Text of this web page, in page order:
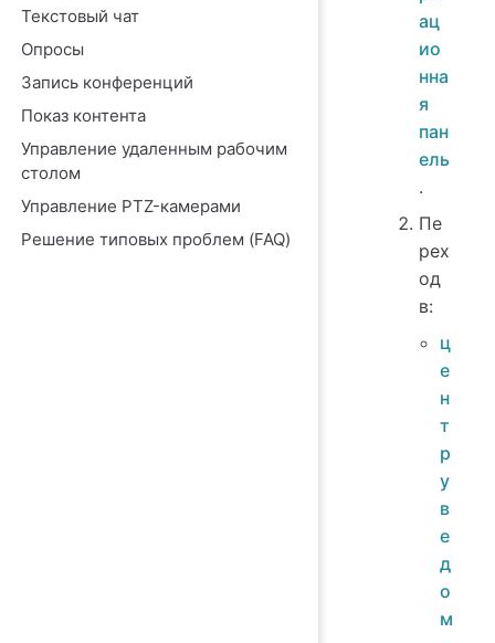
Текстовый чат
Опросы
Запись конференций
Показ контента
Управление удаленным рабочим
столом
Управление PTZ-камерами
Решение типовых проблем (FAQ)
ац
ио
нна
я
пан
ель
.
Пе
рех
од
в:
ц
е
н
т
р
у
в
е
д
о
м